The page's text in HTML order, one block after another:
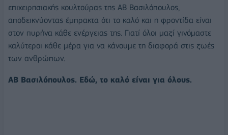
επιχειρησιακής κουλτούρας της ΑΒ Βασιλόπουλος,
αποδεικνύοντας έμπρακτα ότι το καλό και η φροντίδα είναι
στον πυρήνα κάθε ενέργειας της. Γιατί όλοι μαζί γινόμαστε
καλύτεροι κάθε μέρα για να κάνουμε τη διαφορά στις ζωές
των ανθρώπων.
ΑΒ Βασιλόπουλος. Εδώ, το καλό είναι για όλους.